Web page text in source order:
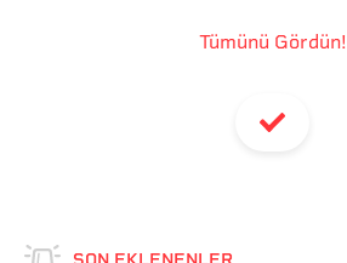
Tümünü Gördün!